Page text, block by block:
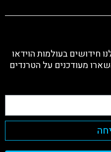
חידושים בעולמות הוידאו
מעודכנים על הטרנדים